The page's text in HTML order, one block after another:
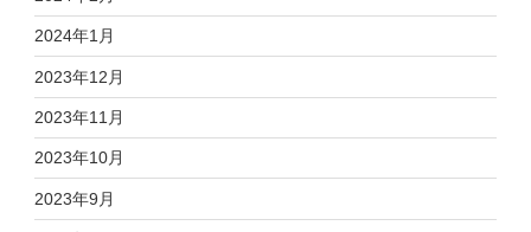
2024年1月
2023年12月
2023年11月
2023年10月
2023年9月